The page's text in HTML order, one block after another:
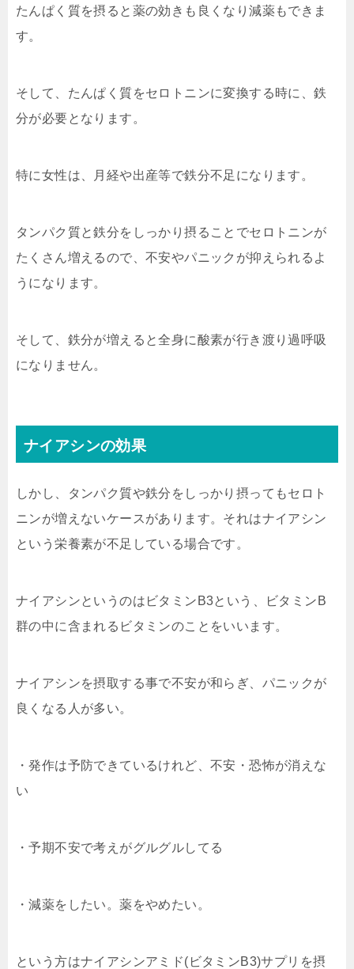
たんぱく質を摂ると薬の効きも良くなり減薬もできま
す。
そして、たんぱく質をセロトニンに変換する時に、鉄
分が必要となります。
特に女性は、月経や出産等で鉄分不足になります。
タンパク質と鉄分をしっかり摂ることでセロトニンが
たくさん増えるので、不安やパニックが抑えられるよ
うになります。
そして、鉄分が増えると全身に酸素が行き渡り過呼吸
になりません。
ナイアシンの効果
しかし、タンパク質や鉄分をしっかり摂ってもセロト
ニンが増えないケースがあります。それはナイアシン
という栄養素が不足している場合です。
ナイアシンというのはビタミンB3という、ビタミンB
群の中に含まれるビタミンのことをいいます。
ナイアシンを摂取する事で不安が和らぎ、パニックが
良くなる人が多い。
・発作は予防できているけれど、不安・恐怖が消えな
い
・予期不安で考えがグルグルしてる
・減薬をしたい。薬をやめたい。
という方はナイアシンアミド(ビタミンB3)サプリを摂